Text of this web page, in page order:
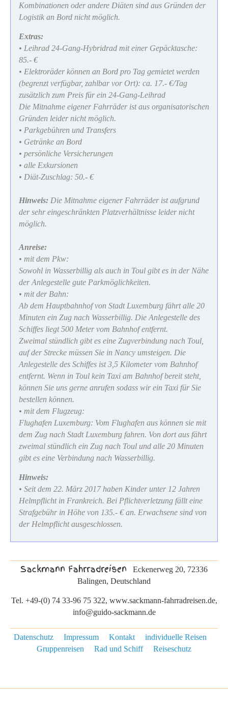
Kombinationen oder andere Diäten sind aus Gründen der
Logistik an Bord nicht möglich.
Extras:
• Leihrad 24-Gang-Hybridrad mit einer Gepäcktasche:
85.- €
• Elektroräder können an Bord pro Tag gemietet werden
(begrenzt verfügbar, zahlbar vor Ort): ca. 17.- €/Tag
zusätzlich zum Preis für ein 24-Gang-Leihrad
Die Mitnahme eigener Fahrräder ist aus organisatorischen
Gründen leider nicht möglich.
• Parkgebühren und Transfers
• Getränke an Bord
• persönliche Versicherungen
• alle Exkursionen
• Diät-Zuschlag: 50.- €
Hinweis: Die Mitnahme eigener Fahrräder ist aufgrund
der sehr eingeschränkten Platzverhältnisse leider nicht
möglich.
Anreise:
• mit dem Pkw:
Sowohl in Wasserbillig als auch in Toul gibt es in der Nähe
der Anlegestelle gute Parkmöglichkeiten.
• mit der Bahn:
Ab dem Hauptbahnhof von Stadt Luxemburg fährt alle 20
Minuten ein Zug nach Wasserbillig. Die Anlegestelle des
Schiffes liegt 500 Meter vom Bahnhof entfernt.
Zweimal stündlich gibt es eine Zugverbindung nach Toul,
auf der Strecke müssen Sie in Nancy umsteigen. Die
Anlegestelle des Schiffes ist 3,5 Kilometer vom Bahnhof
entfernt. Wenn in Toul kein Taxi am Bahnhof bereit steht,
können Sie uns gerne anrufen sodass wir ein Taxi für Sie
bestellen können.
• mit dem Flugzeug:
Flughafen Luxemburg: Vom Flughafen aus können sie mit
dem Zug nach Stadt Luxemburg fahren. Von dort aus fährt
zweimal stündlich ein Zug nach Toul und alle 20 Minuten
gibt es eine Verbindung nach Wasserbillig.
Hinweis:
• Seit dem 22. März 2017 haben Kinder unter 12 Jahren
Helmpflicht in Frankreich. Bei Pflichtverletzung fällt eine
Strafgebühr in Höhe von 135.- € an. Erwachsene sind von
der Helmpflicht ausgeschlossen.
Sackmann Fahrradreisen Eckenerweg 20, 72336
Balingen, Deutschland
Tel. +49-(0) 74 33-96 75 322, www.sackmann-fahrradreisen.de,
info@guido-sackmann.de
Datenschutz Impressum Kontakt
individuelle Reisen
Gruppenreisen
Rad und Schiff Reiseschutz